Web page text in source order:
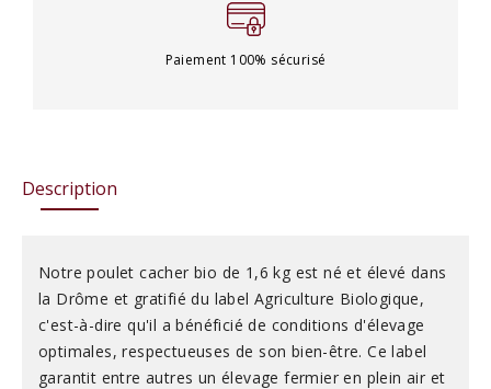
Paiement 100% sécurisé
Description
Notre poulet cacher bio de 1,6 kg est né et élevé dans
la Drôme et gratifié du label Agriculture Biologique,
c'est-à-dire qu'il a bénéficié de conditions d'élevage
optimales, respectueuses de son bien-être. Ce label
garantit entre autres un élevage fermier en plein air et